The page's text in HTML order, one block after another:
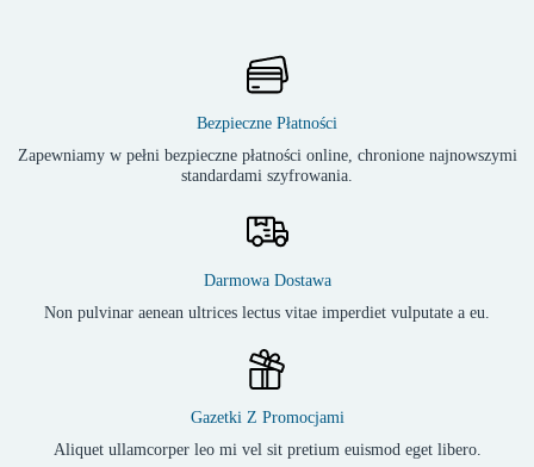
Bezpieczne Płatności
Zapewniamy w pełni bezpieczne płatności online, chronione najnowszymi
standardami szyfrowania.
Darmowa Dostawa
Non pulvinar aenean ultrices lectus vitae imperdiet vulputate a eu.
Gazetki Z Promocjami
Aliquet ullamcorper leo mi vel sit pretium euismod eget libero.